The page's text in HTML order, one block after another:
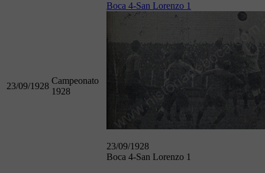
23/09/1928
Campeonato
1928
Boca 4-San Lorenzo 1
23/09/1928
Boca 4-San Lorenzo 1